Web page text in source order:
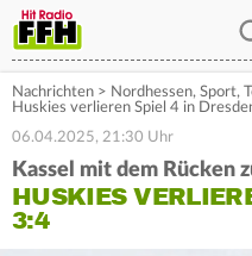
Nachrichten > Nordhessen, Sport,
Huskies verlieren Spiel 4 in
06.04.2025, 21:30 Uhr
Kassel mit dem Rücken
HUSKIES
3:4